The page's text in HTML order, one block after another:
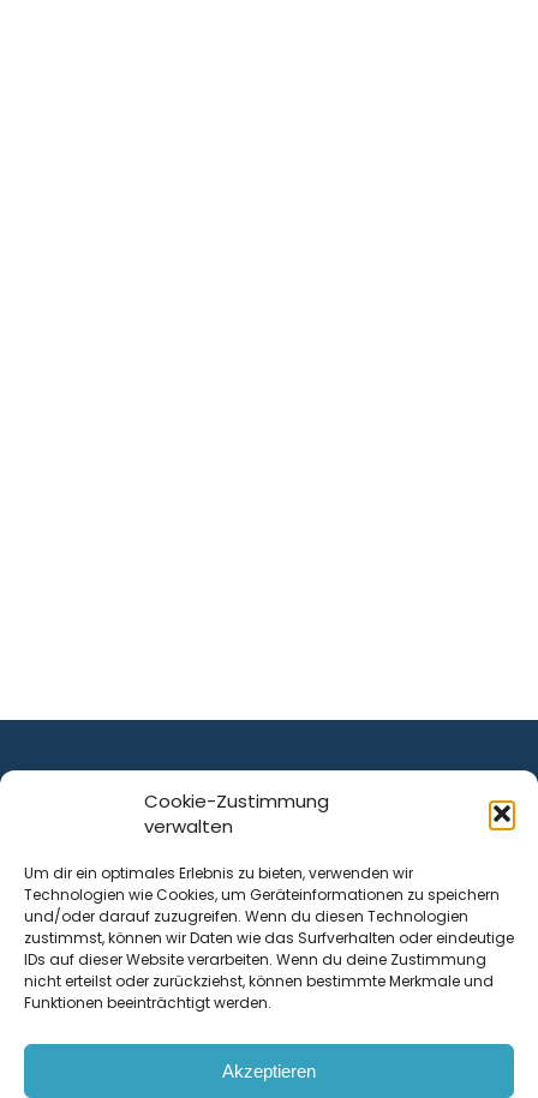
Cookie-Zustimmung
verwalten
Um dir ein optimales Erlebnis zu bieten, verwenden wir
Technologien wie Cookies, um Geräteinformationen zu speichern
und/oder darauf zuzugreifen. Wenn du diesen Technologien
zustimmst, können wir Daten wie das Surfverhalten oder eindeutige
IDs auf dieser Website verarbeiten. Wenn du deine Zustimmung
nicht erteilst oder zurückziehst, können bestimmte Merkmale und
Funktionen beeinträchtigt werden.
Akzeptieren
ist ein Service von
Krenn Real GmbH
Tischlerstraße 12
4050Traun| Österreich
Kontakt